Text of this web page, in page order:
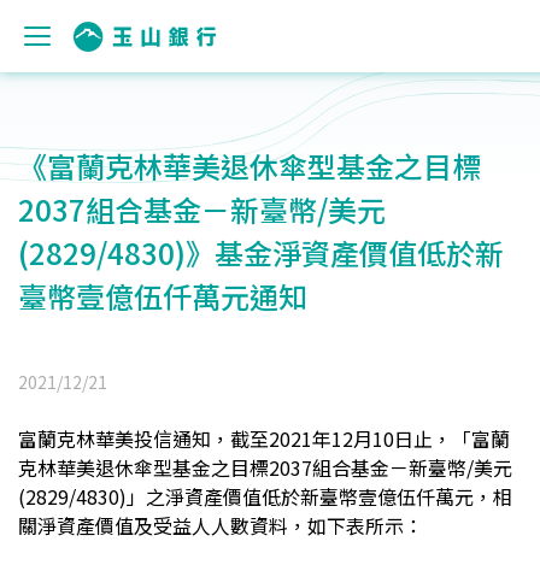
《富蘭克林華美退休傘型基金之目標
2037組合基金－新臺幣/美元
(2829/4830)》基金淨資產價值低於新
臺幣壹億伍仟萬元通知
2021/12/21
富蘭克林華美投信通知，截至2021年12月10日止，「富蘭
克林華美退休傘型基金之目標2037組合基金－新臺幣/美元
(2829/4830)」之淨資產價值低於新臺幣壹億伍仟萬元 ，相
關淨資產價值及受益人人數資料，如下表所示：